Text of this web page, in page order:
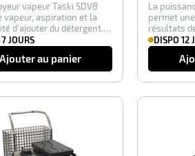
vapeur Taski SDV8
vapeur, aspiration et la
d’ajouter du détergent. Il
JOURS
Ajouter au panier
La
permet
résultats
les…
DISPO 12